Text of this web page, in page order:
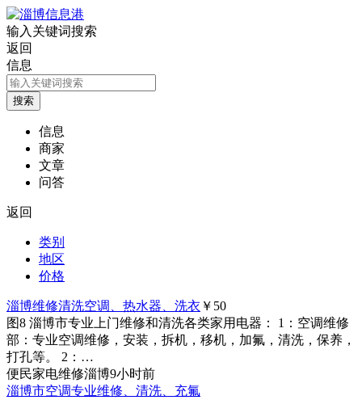
输入关键词搜索
返回
信息
信息
商家
文章
问答
返回
类别
地区
价格
淄博维修清洗空调、热水器、洗衣 ￥50
图8 淄博市专业上门维修和清洗各类家用电器： 1：空调维修
部：专业空调维修，安装，拆机，移机，加氟，清洗，保养，
打孔等。 2：…
便民家电维修淄博9小时前
淄博市空调专业维修、清洗、充氟